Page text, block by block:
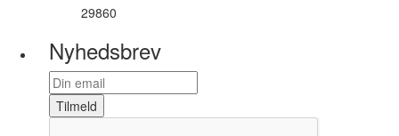
29860
Nyhedsbrev
Tilmeld